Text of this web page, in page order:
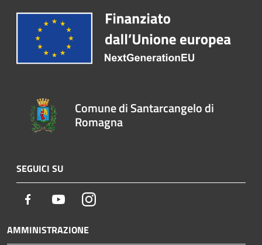
Comune di Santarcangelo di
Romagna
SEGUICI SU
Facebook YoutubeInstagram
AMMINISTRAZIONE